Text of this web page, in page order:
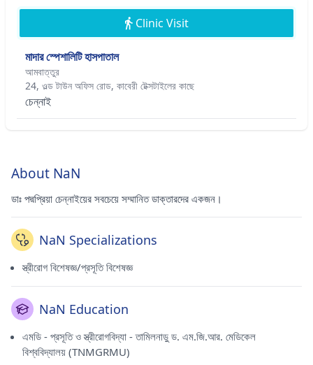
Clinic Visit
মাদার স্পেশালিটি হাসপাতাল
আমবাত্তুর
24, ওল্ড টাউন অফিস রোড, কাবেরী টেক্সটাইলের কাছে
চেন্নাই
About NaN
ডাঃ পদ্মপ্রিয়া চেন্নাইয়ের সবচেয়ে সম্মানিত ডাক্তারদের একজন।
NaN Specializations
স্ত্রীরোগ বিশেষজ্ঞ/প্রসূতি বিশেষজ্ঞ
NaN Education
এমডি - প্রসূতি ও স্ত্রীরোগবিদ্যা - তামিলনাড়ু ড. এম.জি.আর. মেডিকেল
বিশ্ববিদ্যালয় (TNMGRMU)